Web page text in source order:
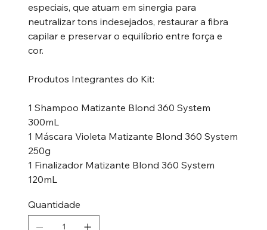
especiais, que atuam em sinergia para
neutralizar tons indesejados, restaurar a fibra
capilar e preservar o equilíbrio entre força e
cor.
Produtos Integrantes do Kit:
1 Shampoo Matizante Blond 360 System
300mL
1 Máscara Violeta Matizante Blond 360 System
250g
1 Finalizador Matizante Blond 360 System
120mL
Quantidade